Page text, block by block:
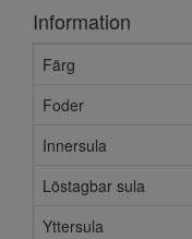
Information
Färg
Foder
Innersula
Löstagbar sula
Yttersula